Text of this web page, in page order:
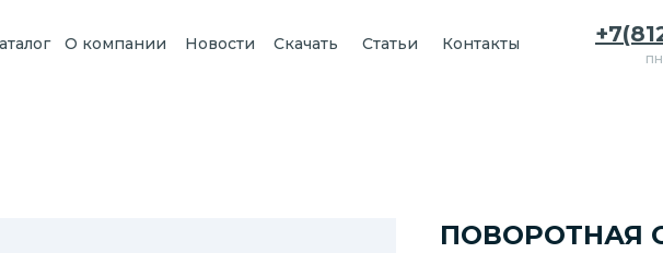
О компании Новости Статьи Контакты
Скачать
ПОВОРОТНАЯ